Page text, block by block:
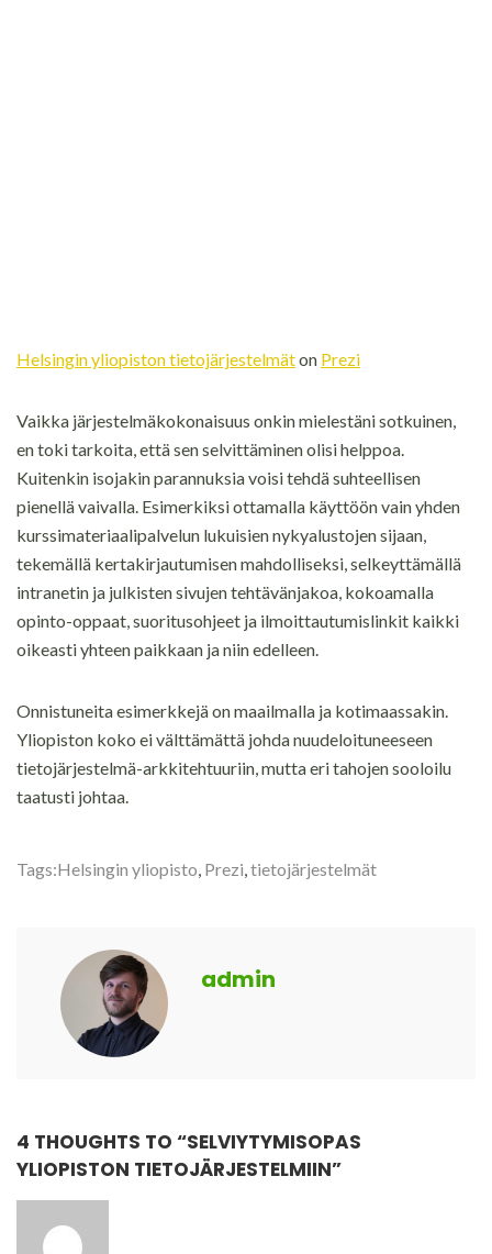
Helsingin yliopiston tietojärjestelmäton Prezi
Vaikka järjestelmäkokonaisuus onkin mielestäni sotkuinen,
en toki tarkoita, että sen selvittäminen olisi helppoa.
Kuitenkin isojakin parannuksia voisi tehdä suhteellisen
pienellä vaivalla. Esimerkiksi ottamalla käyttöön vain yhden
kurssimateriaalipalvelun lukuisien nykyalustojen sijaan,
tekemällä kertakirjautumisen mahdolliseksi, selkeyttämällä
intranetin ja julkisten sivujen tehtävänjakoa, kokoamalla
opinto-oppaat, suoritusohjeet ja ilmoittautumislinkit kaikki
oikeasti yhteen paikkaan ja niin edelleen.
Onnistuneita esimerkkejä on maailmalla ja kotimaassakin.
Yliopiston koko ei välttämättä johda nuudeloituneeseen
tietojärjestelmä-arkkitehtuuriin, mutta eri tahojen sooloilu
taatusti johtaa.
Tags:Helsingin yliopisto, Prezi,tietojärjestelmät
admin
4 THOUGHTS TO “SELVIYTYMISOPAS
YLIOPISTON TIETOJÄRJESTELMIIN”